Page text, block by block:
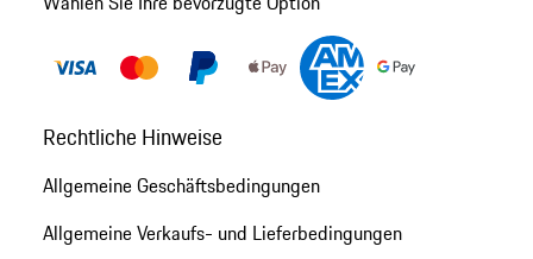
Rechtliche Hinweise
Allgemeine Geschäftsbedingungen
Allgemeine Verkaufs- und Lieferbedingungen